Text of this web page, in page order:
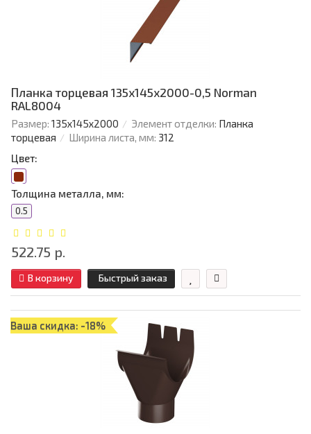
Планка торцевая 135х145х2000-0,5 Norman
RAL8004
Размер: 135х145х2000 Элемент отделки: Планка
торцевая
Ширина листа, мм: 312
Цвет:
Толщина металла, мм:
0.5
522.75 р.
В корзину Быстрый заказ
Ваша скидка: -18%